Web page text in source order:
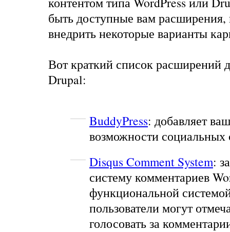
быть доступные вам расширения,
внедрить некоторые варианты
Вот краткий список расширений
Drupal:
BuddyPress: добавляет
возможности социальных
Disqus Comment System:
систему комментариев
функциональной
пользователи могут
голосовать за